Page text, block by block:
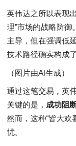
英伟达之所以表现
理”市场的战略防
主导，但在强调低
技术路径确实构成
（图片由AI生成）
通过这笔交易，英
关键的是， 成功阻
然而，这种“皆大欢
忧。